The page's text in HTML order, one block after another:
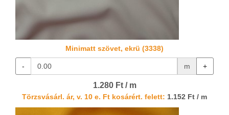
Minimatt szövet, ekrü (3338)
- m +
1.280 Ft / m
Törzsvásárl. ár, v. 10 e. Ft kosárért. felett: 1.152 Ft / m